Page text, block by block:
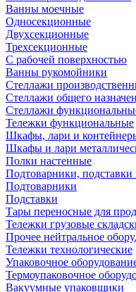
Ванны моечные
Односекционные
Двухсекционные
Трехсекционные
С рабочей поверхностью
Ванны рукомойники
Стеллажи
Стеллажи общего
Стеллажи
Тележки функциональные
Шкафы, лари и
Шкафы и лари
Полки настенные
Подтоварники,
Подтоварники
Подставки
Тары переносные для
Тележки грузовые
Прочее нейтральное
Тележки технологические
Упаковочное
Термоупаковочное
Вакуумные упаковщики